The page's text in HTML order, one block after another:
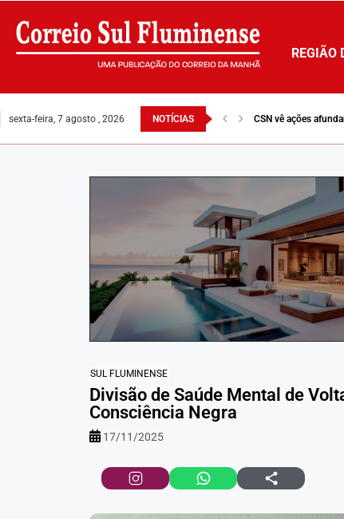
REGIÃO
sexta-feira, 7 agosto , 2026 NOTÍCIAS CSN vê ações
SUL FLUMINENSE
Divisão de Saúde Mental de
Consciência Negra
17/11/2025